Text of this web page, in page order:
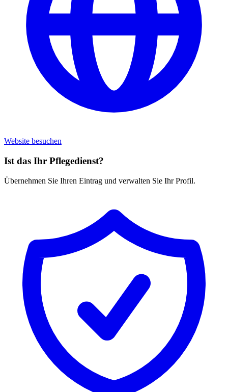
Website besuchen
Ist das Ihr Pflegedienst?
Übernehmen Sie Ihren Eintrag und verwalten Sie Ihr Profil.